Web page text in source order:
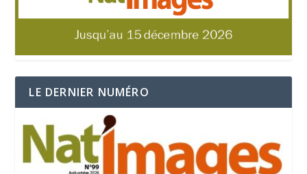
LE DERNIER NUMÉRO